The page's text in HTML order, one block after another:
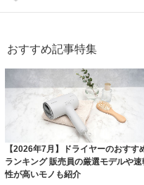
おすすめ記事特集
【2026年7月】ドライヤーのおすす
ランキング 販売員の厳選モデルや速
性が高いモノも紹介